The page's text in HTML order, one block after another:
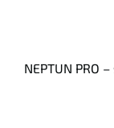
NEPTUN PRO